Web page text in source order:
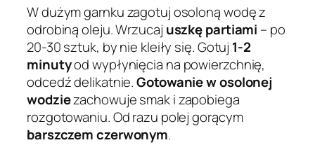
W dużym garnku zagotuj osoloną wodę z
odrobiną oleju. Wrzucaj uszkę partiami – po
20-30 sztuk, by nie kleiły się. Gotuj 1-2
minutyod wypłynięcia na powierzchnię,
odcedź delikatnie.Gotowanie w osolonej
wodziezachowuje smak i zapobiega
rozgotowaniu. Od razu polej gorącym
barszczem czerwonym.